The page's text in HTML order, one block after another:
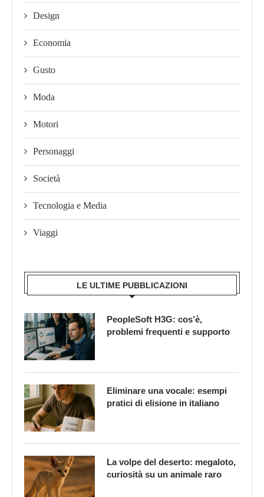
Design
Economia
Gusto
Moda
Motori
Personaggi
Società
Tecnologia e Media
Viaggi
LE ULTIME PUBBLICAZIONI
PeopleSoft H3G: cos’è,
problemi frequenti e supporto
Eliminare una vocale: esempi
pratici di elisione in italiano
La volpe del deserto: megaloto,
curiosità su un animale raro